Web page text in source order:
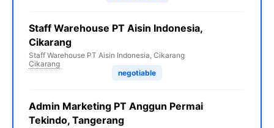
Staff Warehouse PT Aisin Indonesia,
Cikarang
Staff Warehouse PT Aisin Indonesia, Cikarang
Cikarang
negotiable
Admin Marketing PT Anggun Permai
Tekindo, Tangerang